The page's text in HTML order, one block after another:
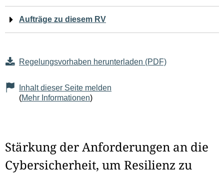
Aufträge zu diesem RV
Regelungsvorhaben herunterladen (PDF)
Inhalt dieser Seite melden
(Mehr Informationen)
Stärkung der Anforderungen an die
Cybersicherheit, um Resilienz zu